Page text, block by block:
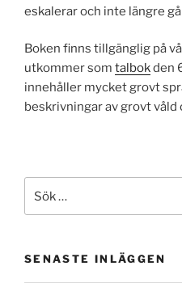
eskalerar och inte längre
Boken finns tillgänglig på
utkommer som talbokden
innehåller mycket grovt
beskrivningar av grovt våld
efter:
SENASTE INLÄGGEN